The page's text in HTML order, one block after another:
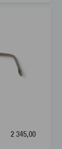
2 345,00